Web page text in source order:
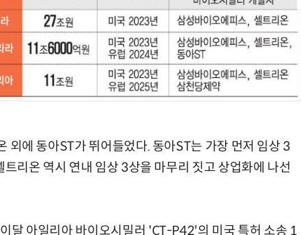
외에 동아ST가 뛰어들었다. 동아ST는 가장 먼저 임상 3
리온 역시 연내 임상 3상을 마무리 짓고 상업화에 나선
달 아일리아 바이오시밀러 'CT-P42'의 미국 특허 소송 1